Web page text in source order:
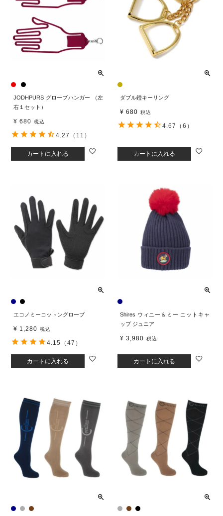
JODHPURS グローブハンガー （左
右１セット）
¥ 680 税込
カートに入れる
4.27 （11）
ダブル鐙キーリング
¥ 680 税込
カートに入れる
4.67 （6）
エコノミーコットングローブ
¥ 1,280 税込
カートに入れる
4.15 （47）
Shires ウィニー＆ミー ニットキャ
ップ ジュニア
¥ 3,980 税込
カートに入れる